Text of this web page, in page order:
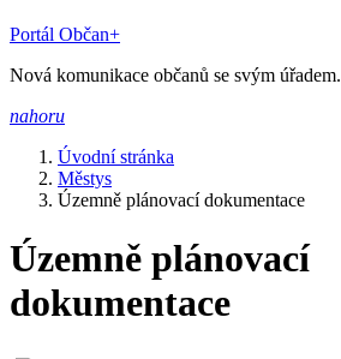
Portál Občan+
Nová komunikace občanů se svým úřadem.
nahoru
Úvodní stránka
Městys
Územně plánovací dokumentace
Územně plánovací
dokumentace